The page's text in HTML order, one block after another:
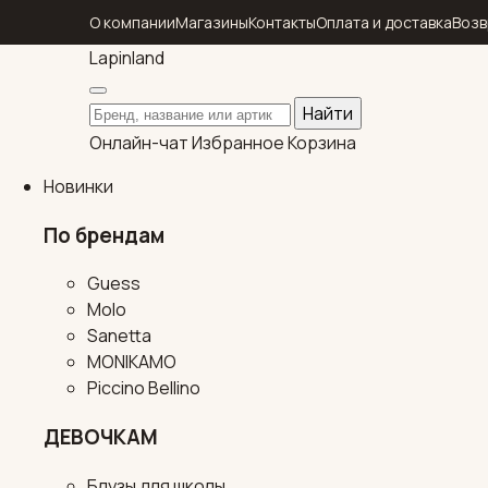
О компанииМагазиныКонтактыОплата и доставка
Lapinland
Поиск по каталогу
Найти
Онлайн-чатИзбранноеКорзина
Новинки
По брендам
Guess
Molo
Sanetta
MONIKAMO
Piccino Bellino
ДЕВОЧКАМ